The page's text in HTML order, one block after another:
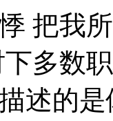
把我
多数
述的